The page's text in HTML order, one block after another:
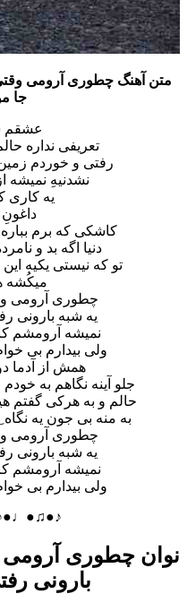
آهنگ چطوری آرومی وقتی که
جا موندم
عشقم
تعریفی نداره حالم
رفتی و خوردم زمین و
نشدنیهِ نمیشه از
یه کاری کن
داغونِ
کاشکی که برم بباره
دنیا اگه بد و نامرده
تو که نیستی یکیه این
میکُشه
چطوری آرومی وقتی
یه شبه بارونی رفتی
نمیشه آرومشم کاش
ولی بیدارم بی خوام
همش از آدما دورم
جلو آینه نگاهم به خودم
حالم و به هرکی گفتم
به منه بی جون یه نگاه
چطوری آرومی وقتی
یه شبه بارونی رفتی
نمیشه آرومشم کاش
ولی بیدارم بی خوام
چطوری آرومی
بارونی رفتی